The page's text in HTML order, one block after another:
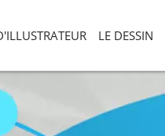
LE DESSIN